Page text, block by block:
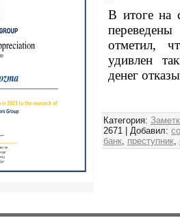
В итоге на
отметил,
удивлен
денег
Категория:
2671
Добавил:
банк, преступник,